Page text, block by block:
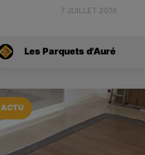
7 JUILLET 2016
Les Parquets d'Auré
ACTU